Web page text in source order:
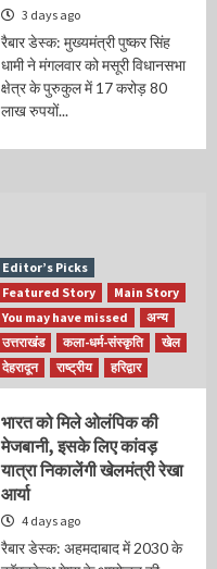
3 days ago
रैबार डेस्क: मुख्यमंत्री पुष्कर सिंह
धामी ने मंगलवार को मसूरी विधानसभा
क्षेत्र के पुरुकुल में 17 करोड़ 80
लाख रुपयों...
Editor’s Picks
Featured Story
Main Story
You may have missed
अन्य
उत्तराखंड
कला-धर्म-संस्कृति
खेल
देहरादून
राष्ट्रीय हरिद्वार
भारत को मिले ओलंपिक की
मेजबानी, इसके लिए कांवड़
यात्रा निकालेंगी खेलमंत्री रेखा
आर्या
4 days ago
रैबार डेस्क: अहमदाबाद में 2030 के